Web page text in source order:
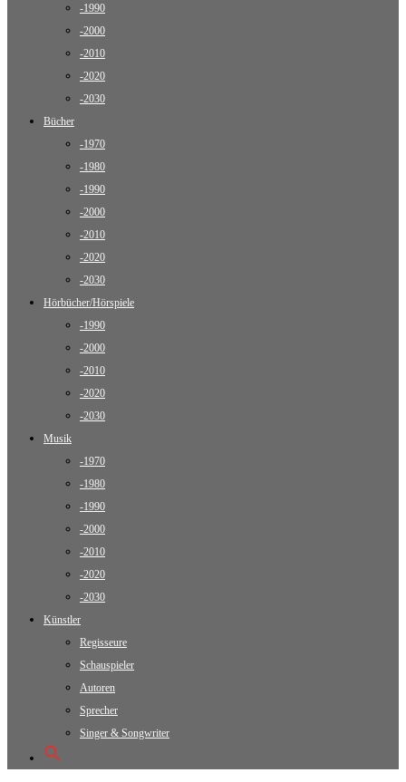
-1990
-2000
-2010
-2020
-2030
Bücher
-1970
-1980
-1990
-2000
-2010
-2020
-2030
Hörbücher/Hörspiele
-1990
-2000
-2010
-2020
-2030
Musik
-1970
-1980
-1990
-2000
-2010
-2020
-2030
Künstler
Regisseure
Schauspieler
Autoren
Sprecher
Singer & Songwriter